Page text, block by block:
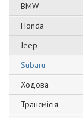
BMW
Honda
Jeep
Subaru
Ходова
Трансмісія